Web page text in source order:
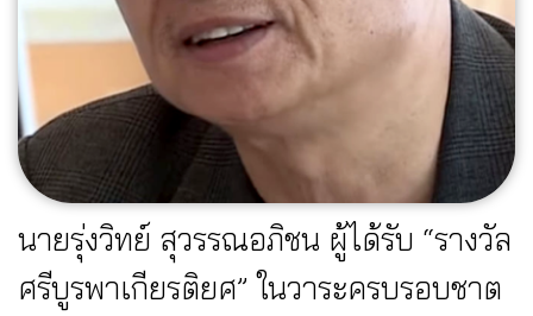
นายรุ่งวิทย์ สุวรรณอภิชน ผู้ได้รับ “รางวัล
ศรีบูรพาเกียรติยศ” ในวาระครบรอบชาต